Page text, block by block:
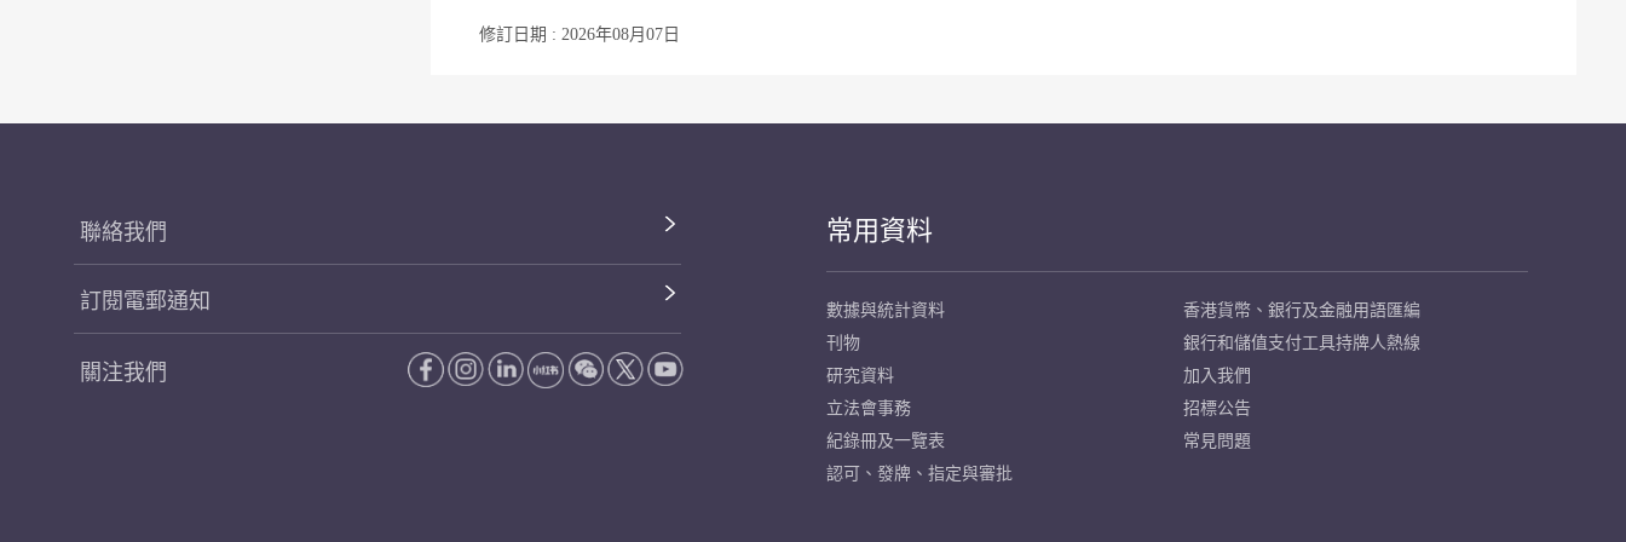
修訂日期 : 2026年08月07日
聯絡我們
訂閱電郵通知
關注我們
常用資料
數據與統計資料
刊物
研究資料
立法會事務
紀錄冊及一覽表
認可、發牌、指定與審批
香港貨幣、銀行及金融用語匯編
銀行和儲值支付工具持牌人熱線
加入我們
招標公告
常見問題